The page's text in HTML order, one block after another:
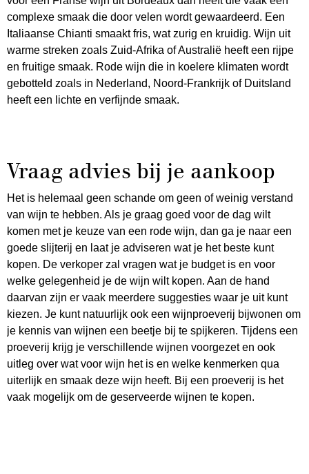
complexe smaak die door velen wordt gewaardeerd. Een
Italiaanse Chianti smaakt fris, wat zurig en kruidig. Wijn uit
warme streken zoals Zuid-Afrika of Australië heeft een rijpe
en fruitige smaak. Rode wijn die in koelere klimaten wordt
gebotteld zoals in Nederland, Noord-Frankrijk of Duitsland
heeft een lichte en verfijnde smaak.
Vraag advies bij je aankoop
Het is helemaal geen schande om geen of weinig verstand
van wijn te hebben. Als je graag goed voor de dag wilt
komen met je keuze van een rode wijn, dan ga je naar een
goede slijterij en laat je adviseren wat je het beste kunt
kopen. De verkoper zal vragen wat je budget is en voor
welke gelegenheid je de wijn wilt kopen. Aan de hand
daarvan zijn er vaak meerdere suggesties waar je uit kunt
kiezen. Je kunt natuurlijk ook een wijnproeverij bijwonen om
je kennis van wijnen een beetje bij te spijkeren. Tijdens een
proeverij krijg je verschillende wijnen voorgezet en ook
uitleg over wat voor wijn het is en welke kenmerken qua
uiterlijk en smaak deze wijn heeft. Bij een proeverij is het
vaak mogelijk om de geserveerde wijnen te kopen.